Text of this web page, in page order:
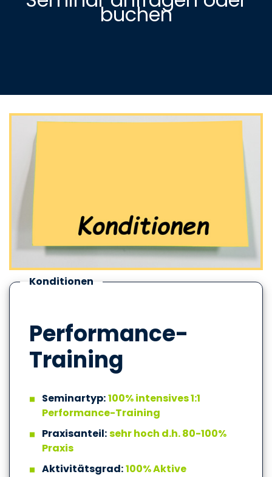
buchen
Konditionen
Performance-
Training
Seminartyp:100% intensives 1:1
Performance-Training
Praxisanteil:sehr hoch d.h. 80-100%
Praxis
Aktivitätsgrad:100% Aktive